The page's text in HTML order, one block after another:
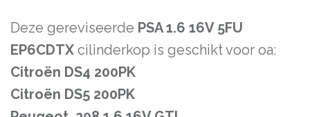
Deze gereviseerde PSA 1.6 16V 5FU
EP6CDTX cilinderkop is geschikt voor oa:
Citroën DS4 200PK
Citroën DS5 200PK